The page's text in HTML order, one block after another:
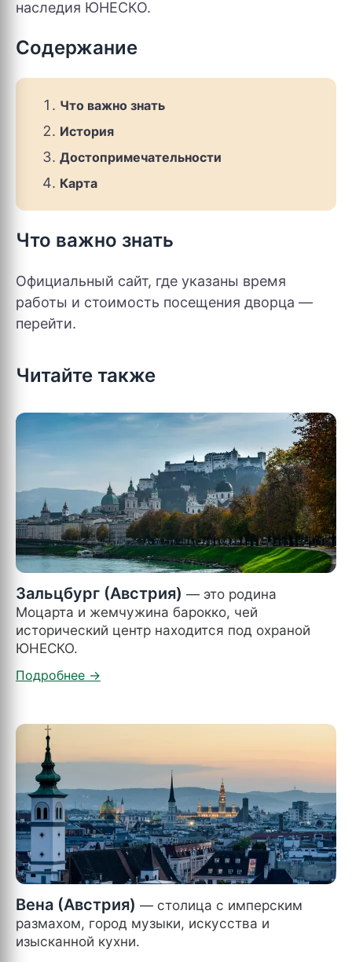
наследия ЮНЕСКО.
Содержание
Что важно знать
История
Достопримечательности
Карта
Что важно знать
Официальный сайт, где указаны время
работы и стоимость посещения дворца —
перейти.
Читайте также
Зальцбург (Австрия) — это родина
Моцарта и жемчужина барокко, чей
исторический центр находится под охраной
ЮНЕСКО.
Вена (Австрия) — столица с имперским
размахом, город музыки, искусства и
изысканной кухни.